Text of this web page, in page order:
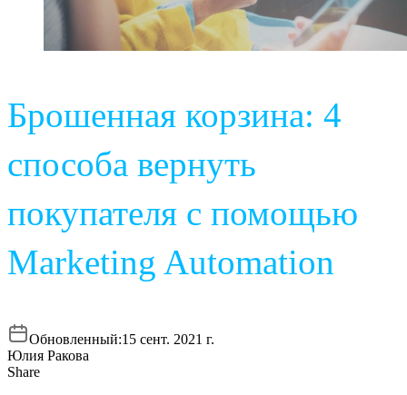
Брошенная корзина: 4
способа вернуть
покупателя с помощью
Marketing Automation
Обновленный:15 сент. 2021 г.
Юлия Ракова
Share